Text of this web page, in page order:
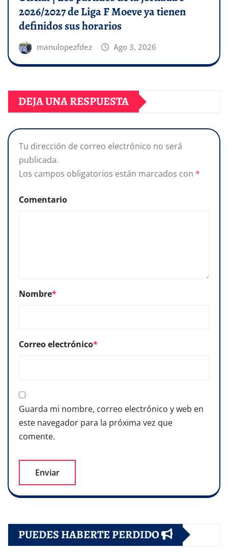
2026/2027 de Liga F Moeve ya tienen
definidos sus horarios
manulopezfdez Ago 3, 2026
DEJA UNA RESPUESTA
Tu dirección de correo electrónico no será
publicada.
Los campos obligatorios están marcados con *
Comentario
Nombre*
Correo electrónico*
Guarda mi nombre, correo electrónico y web en
este navegador para la próxima vez que
comente.
PUEDES HABERTE PERDIDO